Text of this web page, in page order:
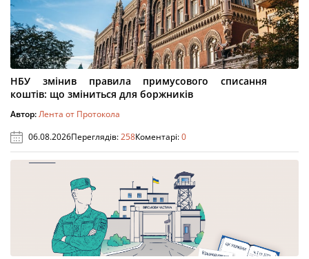
НБУ змінив правила примусового списання
коштів: що зміниться для боржників
Автор:Лента от Протокола
06.08.2026Переглядів:258Коментарі:0